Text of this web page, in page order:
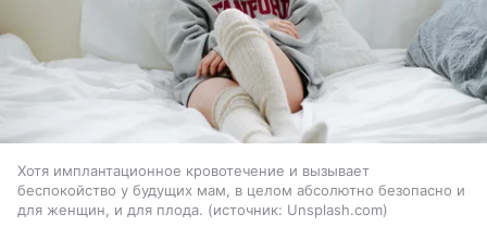
Хотя имплантационное кровотечение и вызывает
беспокойство у будущих мам, в целом абсолютно безопасно и
для женщин, и для плода.
источник: Unsplash.com